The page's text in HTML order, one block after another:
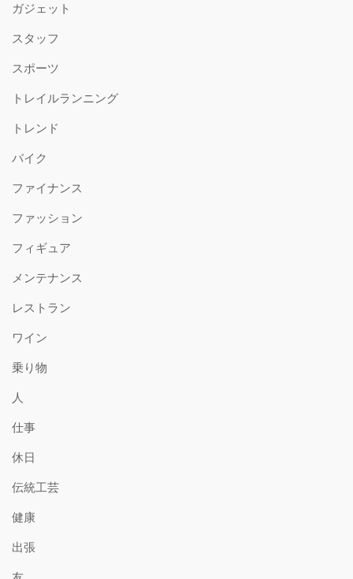
ガジェット
スタッフ
スポーツ
トレイルランニング
トレンド
バイク
ファイナンス
ファッション
フィギュア
メンテナンス
レストラン
ワイン
乗り物
人
仕事
休日
伝統工芸
健康
出張